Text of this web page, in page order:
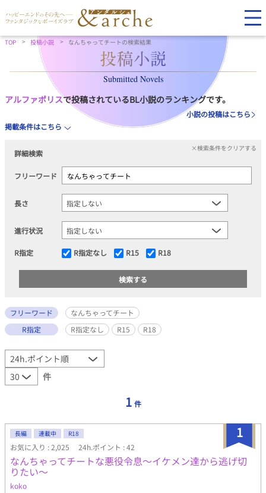
TOP 投稿小説 なんちゃってチートの検索結果
Submitted Novels
アルファポリスで投稿されているBL小説のランキングです。
小説の投稿はこちら
掲載条件はこちら
詳細検索
×検索条件をクリアする
フリーワード
長さ
進行状況
R指定 R指定なし R15 R18
フリーワード
なんちゃってチート
R指定
R指定なし R15 R18
件
1 件
1
長編 連載中 R18
お気に入り : 2,025 24h.ポイント : 42
なんちゃってチートな悪役令息〜イケメン達から逃げ切
りたい〜
koko